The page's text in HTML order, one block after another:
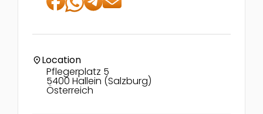
location_onLocation
Pflegerplatz 5
5400 Hallein (Salzburg)
Österreich